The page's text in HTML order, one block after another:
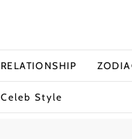
RELATIONSHIP
Celeb Style